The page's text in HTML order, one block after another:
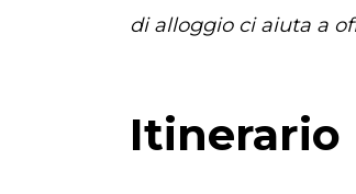
di alloggio ci aiuta a
Itinerario